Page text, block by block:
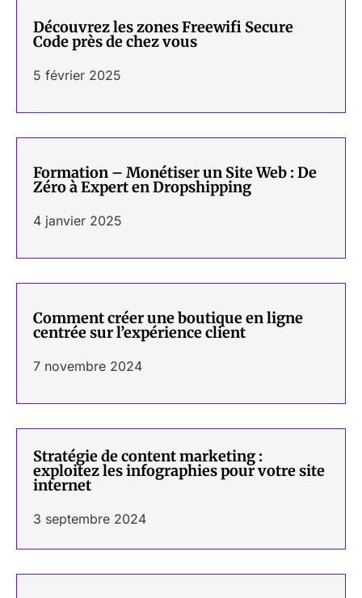
Découvrez les zones Freewifi Secure
Code près de chez vous
5 février 2025
Formation – Monétiser un Site Web : De
Zéro à Expert en Dropshipping
4 janvier 2025
Comment créer une boutique en ligne
centrée sur l’expérience client
7 novembre 2024
Stratégie de content marketing :
exploitez les infographies pour votre site
internet
3 septembre 2024